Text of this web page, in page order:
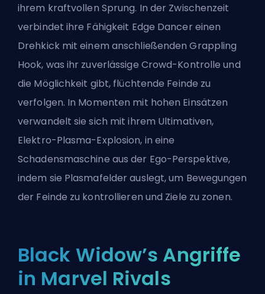
ihrem kraftvollen Sprung. In der Zwischenzeit
verbindet ihre Fähigkeit Edge Dancer einen
Drehkick mit einem anschließenden Grappling
Hook, was ihr zuverlässige Crowd-Kontrolle und
die Möglichkeit gibt, flüchtende Feinde zu
verfolgen. In Momenten mit hohen Einsätzen
verwandelt sie sich mit ihrem Ultimativen,
Elektro-Plasma-Explosion, in eine
Schadensmaschine aus der Ego-Perspektive,
indem sie Plasmafelder auslegt, um Bewegungen
der Feinde zu kontrollieren und Ziele zu zonen.
Black Widow’s Angriffe
in Marvel Rivals